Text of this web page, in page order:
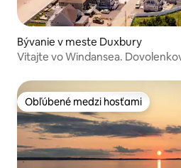
Bývanie v meste Duxbury
Vitajte vo Windansea.
Obľúbené medzi hosťami
Obľúbené medzi hosťami